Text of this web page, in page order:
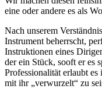
eine oder andere es als
Nach unserem
Instrument beherrscht,
Instruktionen eines
der ein Stück, sooft er es
Professionalität erlaubt
mit ihr „verwurzelt“ zu